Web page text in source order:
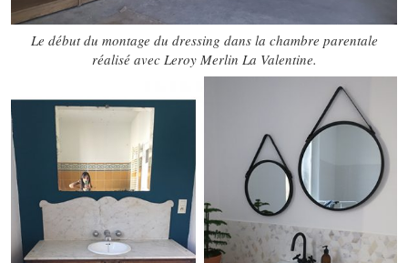
Le début du montage du dressing dans la chambre parentale
réalisé avec Leroy Merlin La Valentine.